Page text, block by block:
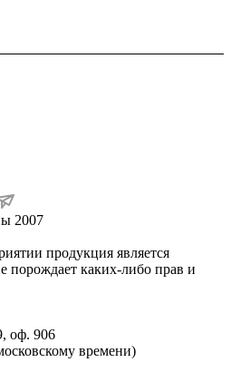
2007
продукция является
порождает каких-либо прав и
оф. 906
времени)